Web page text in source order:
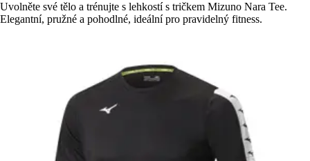
Uvolněte své tělo a trénujte s lehkostí s tričkem Mizuno Nara Tee.
Elegantní, pružné a pohodlné, ideální pro pravidelný fitness.